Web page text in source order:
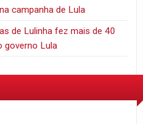
campanha de Lula
de Lulinha fez mais de 40
governo Lula